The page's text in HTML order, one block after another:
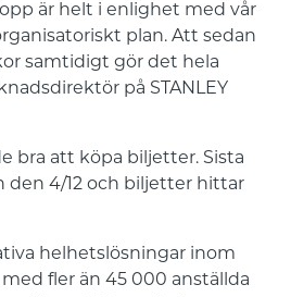
är helt i enlighet med vår
plan. Att sedan
samtidigt gör det hela
på STANLEY
bra att köpa biljetter. Sista
den 4/12 och biljetter hittar
helhetslösningar inom
fler än 45 000 anställda